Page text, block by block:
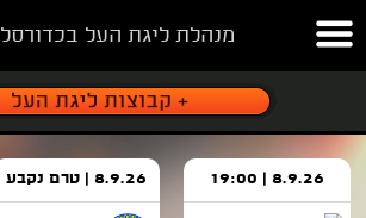
מנהלת ליגת העל בכדורסל
8.9.26 | 19:00 8.9.26 | טרם נקבע